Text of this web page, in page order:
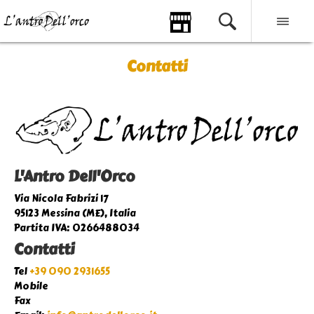
Contatti
L'Antro Dell'Orco
Via Nicola Fabrizi 17
95123 Messina (ME), Italia
Partita IVA: 0266488034
Contatti
Tel+39 090 2931655
Mobile
Fax